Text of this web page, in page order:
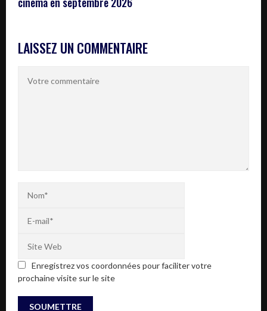
LAISSEZ UN COMMENTAIRE
Enregistrez vos coordonnées pour faciliter votre
prochaine visite sur le site